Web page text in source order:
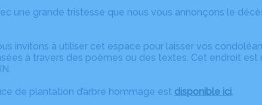
une grande tristesse que nous vous annonçons le
invitons à utiliser cet espace pour laisser vos
à travers des poèmes ou des textes. Cet endroit
de plantation d’arbre hommage est disponible ici.